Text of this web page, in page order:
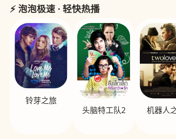
⚡ 泡泡极速 · 轻快热播
铃芽之旅
头脑特工队2
机器人